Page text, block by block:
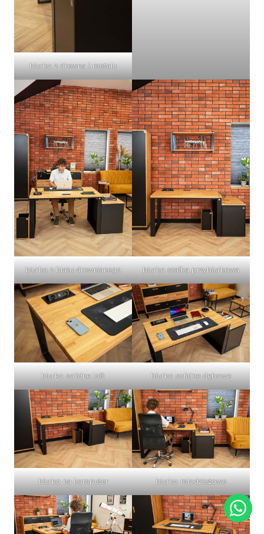
biurko z drewna i metalu
biurko z blatu drewnianego biurko szafka przybiurkowa
biurko solidne loft biurko solidne dębowe
biurko na komputer biurko młodzieżowe